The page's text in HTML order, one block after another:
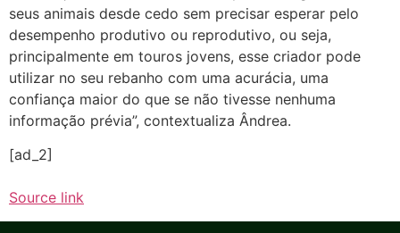
seus animais desde cedo sem precisar esperar pelo
desempenho produtivo ou reprodutivo, ou seja,
principalmente em touros jovens, esse criador pode
utilizar no seu rebanho com uma acurácia, uma
confiança maior do que se não tivesse nenhuma
informação prévia”, contextualiza Ândrea.
[ad_2]
Source link